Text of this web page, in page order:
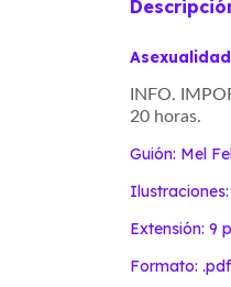
INFO.
20 horas.
Guión: Mel
Extensión: 9
Formato: .pdf